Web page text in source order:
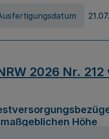
2026 Nr. 212
Höhe